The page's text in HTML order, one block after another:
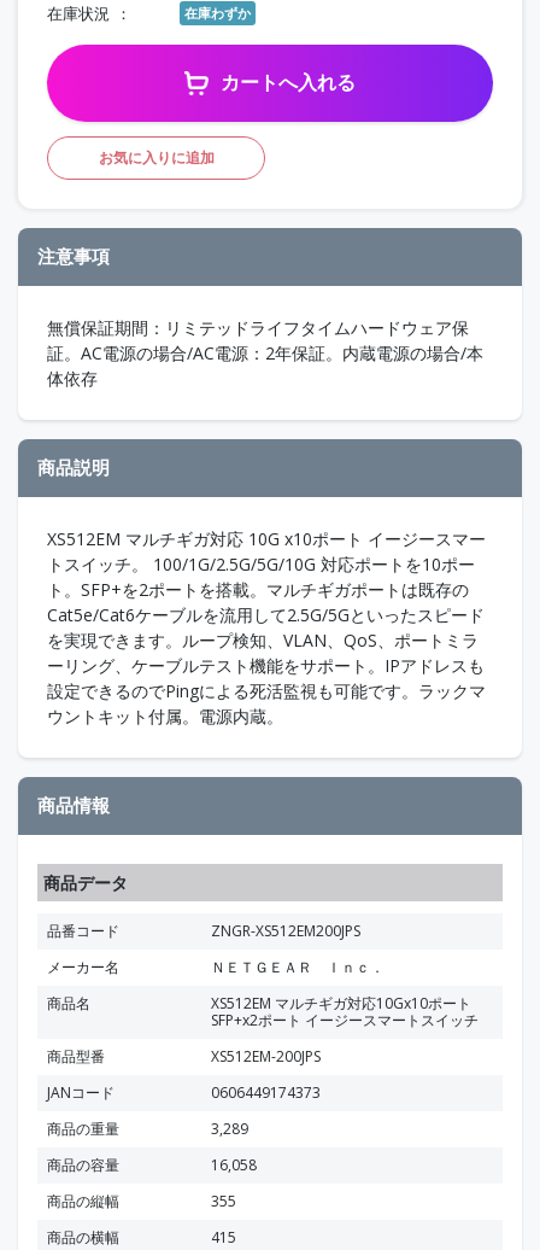
在庫状況 在庫わずか
カートへ入れる
お気に入りに追加
注意事項
無償保証期間：リミテッドライフタイムハードウェア保
証。AC電源の場合/AC電源：2年保証。内蔵電源の場合/本
体依存
商品説明
XS512EM マルチギガ対応 10G x10ポート イージースマー
トスイッチ。 100/1G/2.5G/5G/10G 対応ポートを10ポー
ト。SFP+を2ポートを搭載。マルチギガポートは既存の
Cat5e/Cat6ケーブルを流用して2.5G/5Gといったスピード
を実現できます。ループ検知、VLAN、QoS、ポートミラ
ーリング、ケーブルテスト機能をサポート。IPアドレスも
設定できるのでPingによる死活監視も可能です。ラックマ
ウントキット付属。電源内蔵。
商品情報
商品データ
品番コード
ZNGR-XS512EM200JPS
メーカー名
ＮＥＴＧＥＡＲ Ｉｎｃ．
商品名
XS512EM マルチギガ対応10Gx10ポート
SFP+x2ポート イージースマートスイッチ
商品型番
XS512EM-200JPS
JANコード
0606449174373
商品の重量
3,289
商品の容量
16,058
商品の縦幅
355
商品の横幅
415